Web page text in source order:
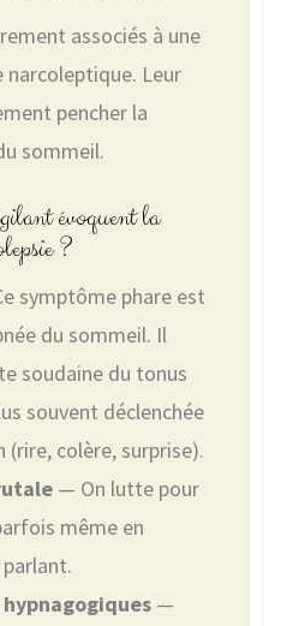
associés à une
narcoleptique. Leur
pencher la
sommeil.
évoquent la
?
symptôme phare est
du sommeil. Il
soudaine du tonus
souvent déclenchée
(rire, colère, surprise).
— On lutte pour
même en
—